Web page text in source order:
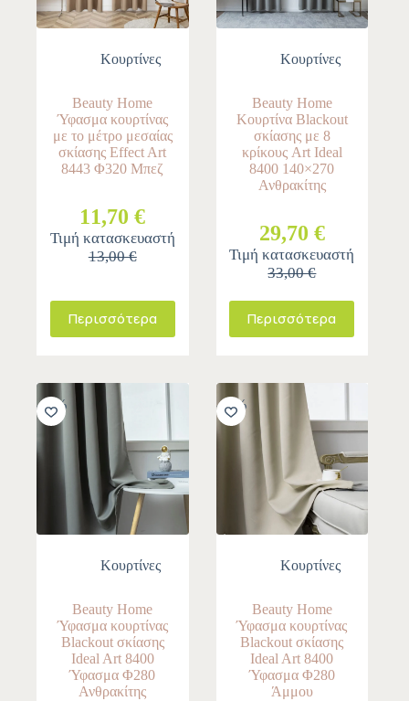
Κουρτίνες
Beauty Home
Ύφασμα κουρτίνας
με το μέτρο μεσαίας
σκίασης Effect Art
8443 Φ320 Μπεζ
11,70 €
Τιμή κατασκευαστή
13,00 €
Περισσότερα
Κουρτίνες
Beauty Home
Κουρτίνα Blackout
σκίασης με 8
κρίκους Art Ideal
8400 140×270
Ανθρακίτης
29,70 €
Τιμή κατασκευαστή
33,00 €
Περισσότερα
-11%
Κουρτίνες
Beauty Home
Ύφασμα κουρτίνας
Blackout σκίασης
Ideal Art 8400
Ύφασμα Φ280
Ανθρακίτης
-11%
Κουρτίνες
Beauty Home
Ύφασμα κουρτίνας
Blackout σκίασης
Ideal Art 8400
Ύφασμα Φ280
Άμμου